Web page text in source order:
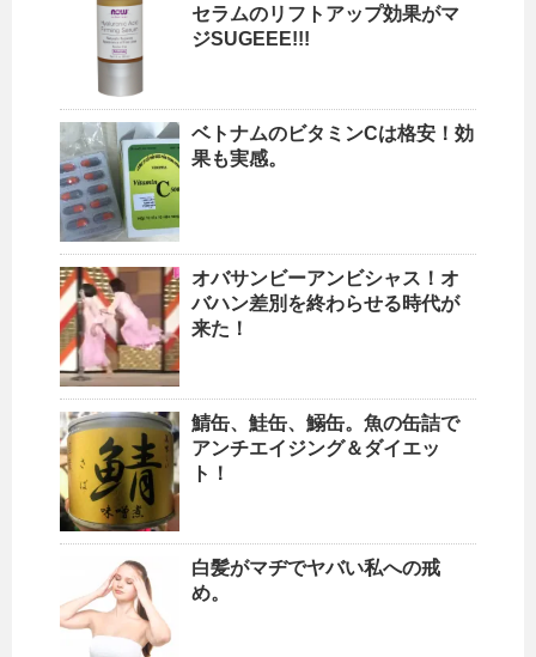
セラムのリフトアップ効果がマ
ジSUGEEE!!!
ベトナムのビタミンCは格安！効
果も実感。
オバサンビーアンビシャス！オ
バハン差別を終わらせる時代が
来た！
鯖缶、鮭缶、鰯缶。魚の缶詰で
アンチエイジング＆ダイエッ
ト！
白髪がマヂでヤバい私への戒
め。